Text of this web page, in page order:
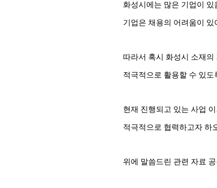
화성시에는 많은 기업이
기업은 채용의 어려움이
따라서 혹시 화성시 소재
적극적으로 활용할 수 있
현재 진행되고 있는 사업
적극적으로 협력하고자 하
위에 말씀드린 관련 자료